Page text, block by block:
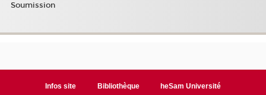
Soumission
Infos site Bibliothèque heSam Université